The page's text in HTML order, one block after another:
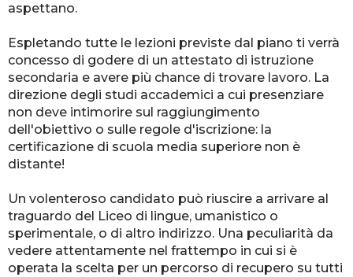
aspettano.
Espletando tutte le lezioni previste dal piano ti verrà
concesso di godere di un attestato di istruzione
secondaria e avere più chance di trovare lavoro. La
direzione degli studi accademici a cui presenziare
non deve intimorire sul raggiungimento
dell'obiettivo o sulle regole d'iscrizione: la
certificazione di scuola media superiore non è
distante!
Un volenteroso candidato può riuscire a arrivare al
traguardo del Liceo di lingue, umanistico o
sperimentale, o di altro indirizzo. Una peculiarità da
vedere attentamente nel frattempo in cui si è
operata la scelta per un percorso di recupero su tutti